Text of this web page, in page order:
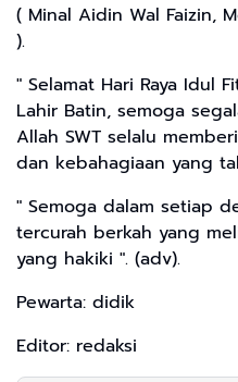
( Minal Aidin Wal Faizin,
).
" Selamat Hari Raya Idul
Lahir Batin, semoga
Allah SWT selalu
dan kebahagiaan yang
" Semoga dalam setiap
tercurah berkah yang
yang hakiki ". (adv).
Pewarta: didik
Editor: redaksi